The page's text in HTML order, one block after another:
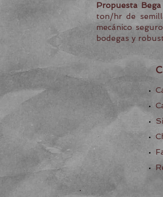
Propuesta
ton/hr de
mecánico
bodegas y